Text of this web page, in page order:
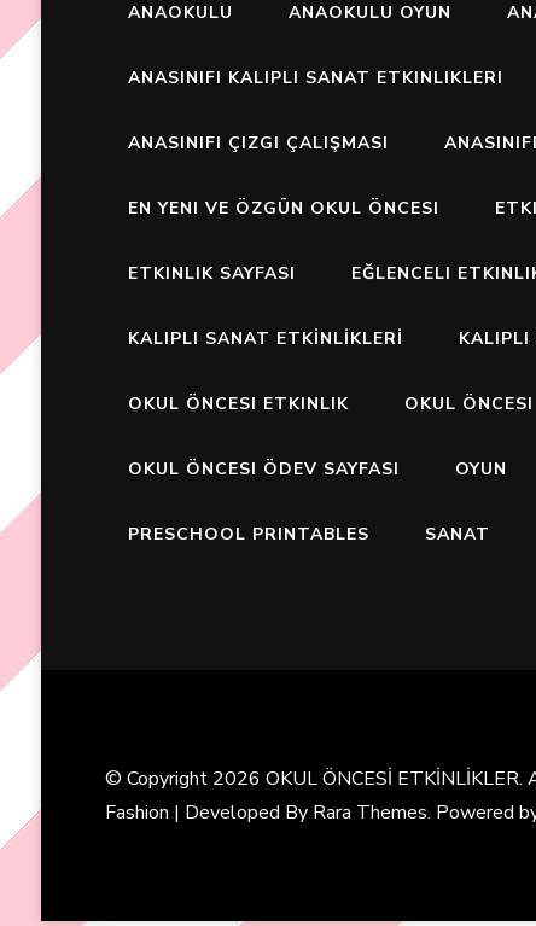
ANAOKULU ANAOKULU OYUN
ANASINIFI KALIPLI SANAT ETKINLIKLERI
ANASINIFI ÇIZGI ÇALIŞMASI
EN YENI VE ÖZGÜN OKUL ÖNCESI
ETKINLIK SAYFASI EĞLENCELI
KALIPLI SANAT ETKİNLİKLERİ KALIPLI
OKUL ÖNCESI ETKINLIK OKUL
OKUL ÖNCESI ÖDEV SAYFASI OYUN
PRESCHOOL PRINTABLES SANAT
© Copyright 2026 OKUL ÖNCESİ ETKİNLİKLER.
Fashion | Developed By Rara Themes. Powered